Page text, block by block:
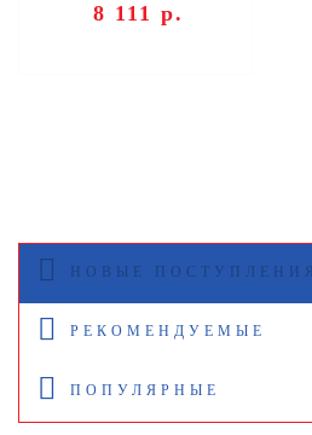
8 111 р.
НОВЫЕ ПОСТУПЛЕНИЯ
РЕКОМЕНДУЕМЫЕ
ПОПУЛЯРНЫЕ